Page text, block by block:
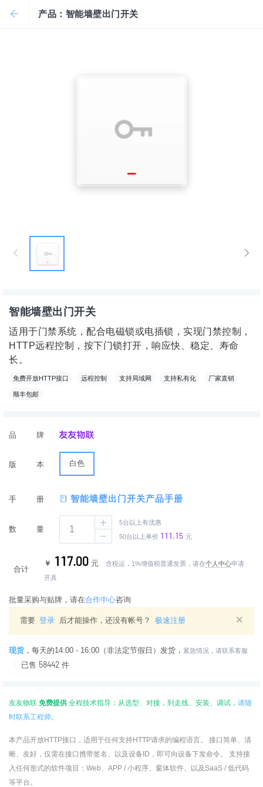
产品：智能墙壁出门开关
智能墙壁出门开关
适用于门禁系统，配合电磁锁或电插锁，实现门禁控制，
HTTP远程控制，按下门锁打开，响应快、稳定、寿命
长。
免费开放HTTP接口 远程控制 支持局域网 支持私有化 厂家直销
顺丰包邮
品牌
版本 白色
手册 智能墙壁出门开关产品手册
数量
5台以上有优惠
50台以上单价 111.15 元
合计
117.00 元 含税运，1%增值税普通发票，请在个人中心申请
开具
批量采购与贴牌，请在合作中心咨询
×
需要 登录 后才能操作，还没有帐号？ 极速注册
现货 ， 每天的14:00 - 16:00（非法定节假日）发货， 紧急情况，请联系客服
已售 58442 件
友友物联 免费提供 全程技术指导：从选型、对接，到走线、安装、调试， 请随
时联系工程师。
本产品开放HTTP接口，适用于任何支持HTTP请求的编程语言。 接口简单、清
晰、友好，仅需在接口携带签名、以及设备ID，即可向设备下发命令。 支持接
入任何形式的软件项目：Web、APP / 小程序、窗体软件、以及SaaS / 低代码
等平台。